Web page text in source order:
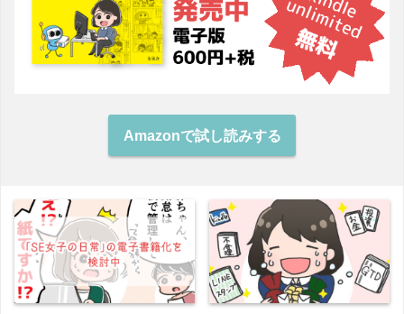
Amazonで試し読みする